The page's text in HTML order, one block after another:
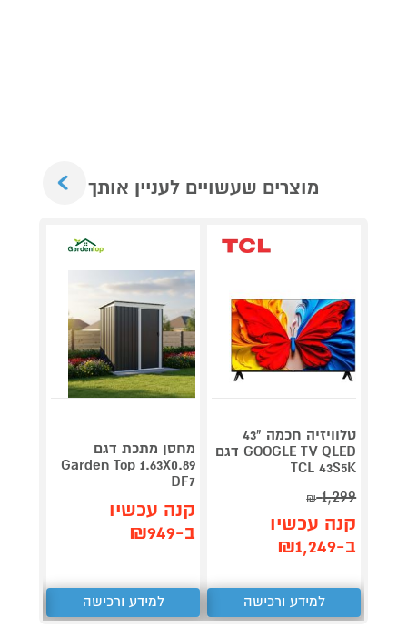
מוצרים שעשויים לעניין אותך
טלוויזיה חכמה "43
GOOGLE TV QLED דגם
TCL 43S5K
1,299
₪
קנה עכשיו
ב-₪1,249
למידע ורכישה
מחסן מתכת דגם
Garden Top 1.63X0.89
DF7
קנה עכשיו
ב-₪949
למידע ורכישה